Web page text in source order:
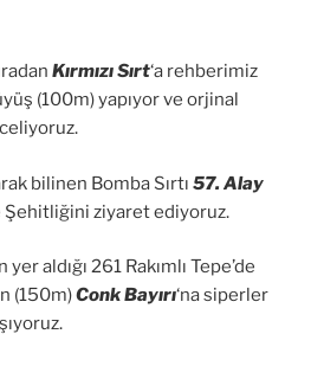
Kırmızı Sırt‘a rehberimiz
(100m) yapıyor ve orjinal
bilinen Bomba Sırtı 57. Alay
ziyaret ediyoruz.
yer aldığı 261 Rakımlı Tepe’de
(150m)Conk Bayırı‘na siperler